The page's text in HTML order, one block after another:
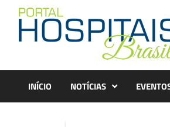
content
INÍCIO NOTÍCIAS